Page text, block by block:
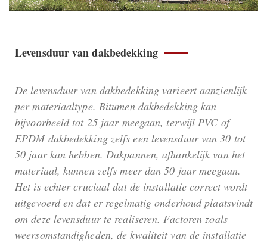
Levensduur van dakbedekking
De levensduur van dakbedekking varieert aanzienlijk
per materiaaltype. Bitumen dakbedekking kan
bijvoorbeeld tot 25 jaar meegaan, terwijl PVC of
EPDM dakbedekking zelfs een levensduur van 30 tot
50 jaar kan hebben. Dakpannen, afhankelijk van het
materiaal, kunnen zelfs meer dan 50 jaar meegaan.
Het is echter cruciaal dat de installatie correct wordt
uitgevoerd en dat er regelmatig onderhoud plaatsvindt
om deze levensduur te realiseren. Factoren zoals
weersomstandigheden, de kwaliteit van de installatie